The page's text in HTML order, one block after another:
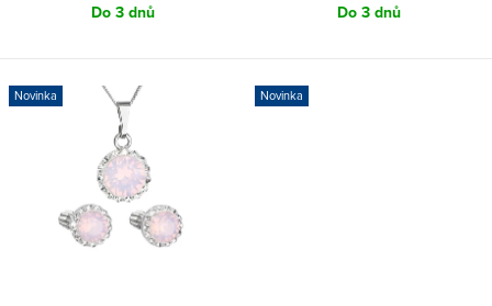
Do 3 dnů Do 3 dnů
Novinka Novinka